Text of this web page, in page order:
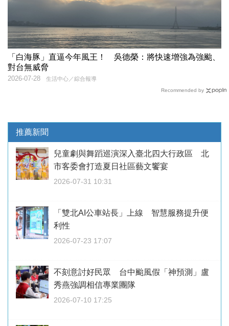
「白海豚」直逼今年風王！ 吳德榮：將快速增強為強颱、
對台無威脅
生活中心／綜合報導
2026-07-28
Recommended by
推薦新聞
兒童劇與舞蹈巡演深入臺北四大行政區 北
市客委會打造夏日社區藝文饗宴
2026-07-31 10:31
「雙北AI公車站長」上線 智慧服務提升便
利性
2026-07-23 17:07
不刻意討好民眾 台中颱風假「神預測」盧
秀燕強調相信專業團隊
2026-07-10 17:25